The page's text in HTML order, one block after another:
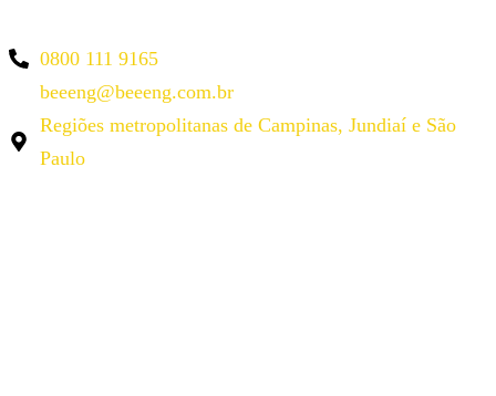
0800 111 9165
beeeng@beeeng.com.br
Regiões metropolitanas de Campinas, Jundiaí e São
Paulo